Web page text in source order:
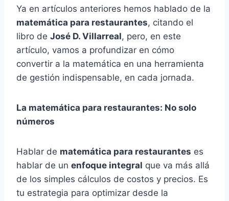
Ya en artículos anteriores hemos hablado de la
matemática para restaurantes, citando el
libro de José D. Villarreal, pero, en este
artículo, vamos a profundizar en cómo
convertir a la matemática en una herramienta
de gestión indispensable, en cada jornada.
La matemática para restaurantes: No solo
números
Hablar de matemática para restaurantes es
hablar de un enfoque integral que va más allá
de los simples cálculos de costos y precios. Es
tu estrategia para optimizar desde la